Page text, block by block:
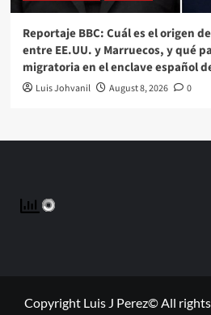
Reportaje BBC: Cuál es el origen
entre EE.UU. y Marruecos, y qué
migratoria en el enclave español
Luis Johvanil August 8, 2026 0
Copyright Luis J Perez© All